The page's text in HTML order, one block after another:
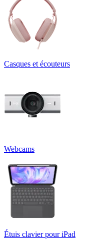
Casques et écouteurs
Webcams
Étuis clavier pour iPad